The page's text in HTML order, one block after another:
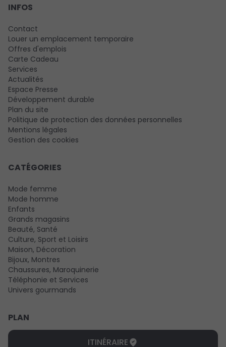
INFOS
Contact
Louer un emplacement temporaire
Offres d'emplois
Carte Cadeau
Services
Actualités
Espace Presse
Développement durable
Plan du site
Politique de protection des données personnelles
Mentions légales
Gestion des cookies
CATÉGORIES
Mode femme
Mode homme
Enfants
Grands magasins
Beauté, Santé
Culture, Sport et Loisirs
Maison, Décoration
Bijoux, Montres
Chaussures, Maroquinerie
Téléphonie et Services
Univers gourmands
PLAN
ITINÉRAIRE